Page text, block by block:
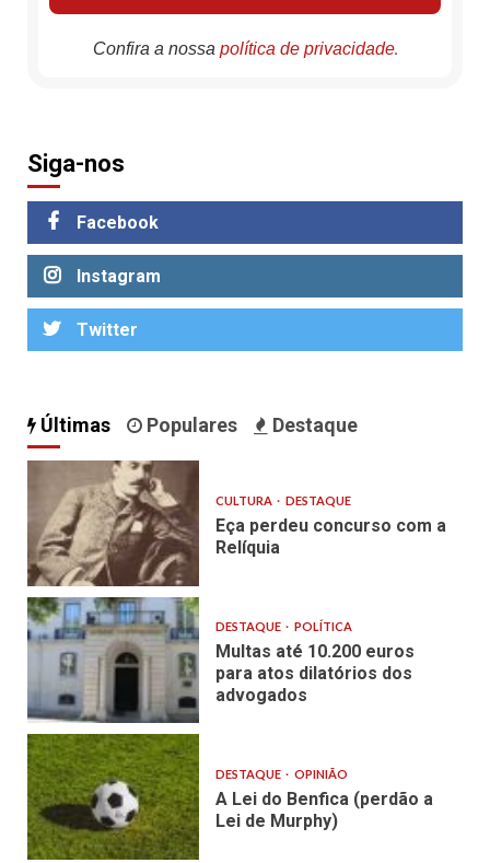
Confira a nossa política de privacidade.
Siga-nos
Facebook
Instagram
Twitter
Últimas Populares Destaque
CULTURA DESTAQUE
Eça perdeu concurso com a
Relíquia
DESTAQUE POLÍTICA
Multas até 10.200 euros
para atos dilatórios dos
advogados
DESTAQUE OPINIÃO
A Lei do Benfica (perdão a
Lei de Murphy)